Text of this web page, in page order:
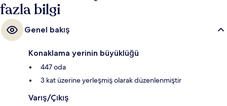
fazla bilgi
Genel bakış
Konaklama yerinin büyüklüğü
447 oda
3 kat üzerine yerleşmiş olarak düzenlenmiştir
Varış/Çıkış